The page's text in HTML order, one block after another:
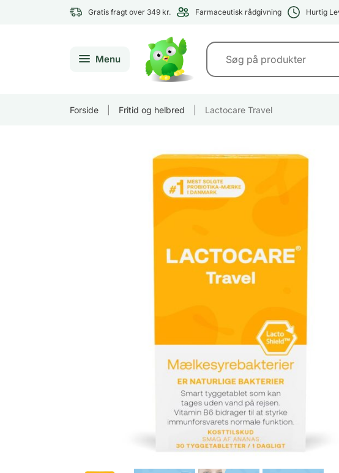
Gratis fragt over 349 kr. Farmaceutisk rådgivning Hurtig
Menu
Forside Fritid og helbred Lactocare Travel